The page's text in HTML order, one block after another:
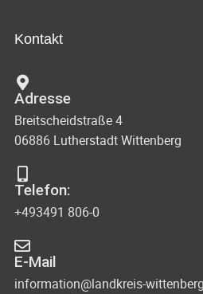
Kontakt
Adresse
Breitscheidstraße 4
06886 Lutherstadt Wittenberg
Telefon:
+493491 806-0
E-Mail
information@landkreis-